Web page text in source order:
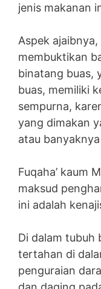
jenis makanan
Aspek
membuktikan
binatang buas,
buas, memiliki
sempurna,
yang dimakan
atau
Fuqaha’ kaum
maksud
ini adalah
Di dalam tubuh
tertahan di
penguraian